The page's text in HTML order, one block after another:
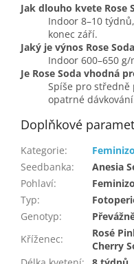
Jak dlouho kvete Rose
Indoor 8–10
konec září.
Jaký je výnos Rose
Indoor 600–650
Je Rose Soda vhodná
Spíše pro středně
opatrné
Doplňkové
Kategorie:
Seedbanka:
Anesia
Pohlaví:
Typ:
Genotyp:
Kříženec:
Rosé
Cherry